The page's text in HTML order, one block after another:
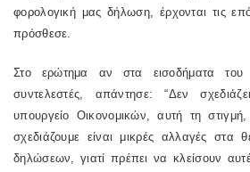
φορολογική μας δήλωση, έρχονται τις
πρόσθεσε.
Στο ερώτημα αν στα εισοδήματα
συντελεστές, απάντησε: “Δεν
υπουργείο Οικονομικών, αυτή τη
σχεδιάζουμε είναι μικρές αλλαγές στα
δηλώσεων, γιατί πρέπει να κλείσουν